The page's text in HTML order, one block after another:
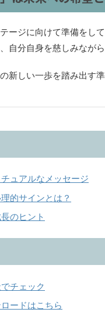
ージに向けて準備をし
自分自身を慈しみながら
新しい一歩を踏み出す
ュアルなメッセージ
的サインとは？
のヒント
チェック
ードはこちら